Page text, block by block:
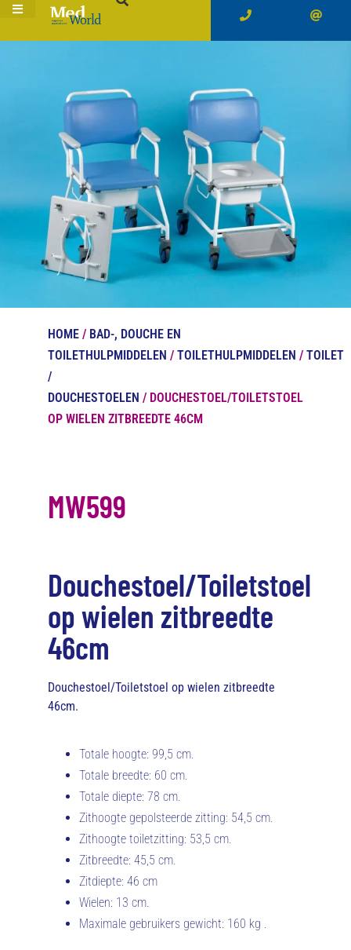
HOME/ BAD-, DOUCHE EN
TOILETHULPMIDDELEN / TOILETHULPMIDDELEN / TOILET
/
DOUCHESTOELEN / DOUCHESTOEL/TOILETSTOEL
OP WIELEN ZITBREEDTE 46CM
MW599
Douchestoel/Toiletstoel
op wielen zitbreedte
46cm
Douchestoel/Toiletstoel op wielen zitbreedte
46cm.
Totale hoogte: 99,5 cm.
Totale breedte: 60 cm.
Totale diepte: 78 cm.
Zithoogte gepolsteerde zitting: 54,5 cm.
Zithoogte toiletzitting: 53,5 cm.
Zitbreedte: 45,5 cm.
Zitdiepte: 46 cm
Wielen: 13 cm.
Maximale gebruikers gewicht: 160 kg .